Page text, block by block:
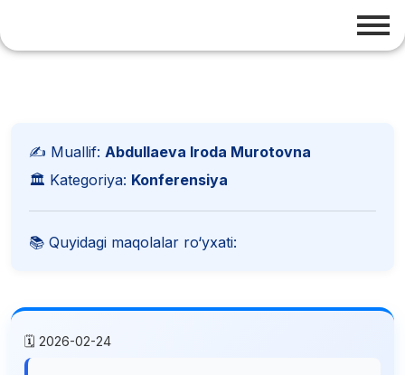
✍️ Muallif: Abdullaeva Iroda Murotovna
🏛️ Kategoriya: Konferensiya
📚 Quyidagi maqolalar ro‘yxati:
🗓️ 2026-02-24